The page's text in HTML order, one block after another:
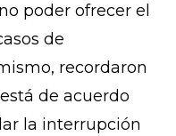
poder ofrecer el
de
recordaron
de acuerdo
la interrupción